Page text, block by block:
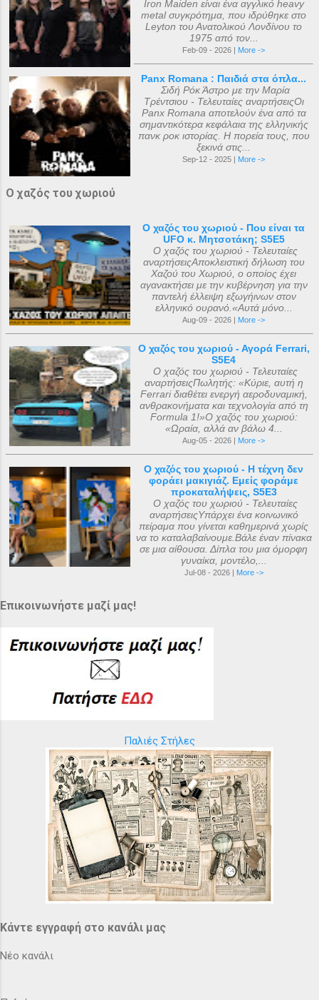
Iron Maiden είναι ένα αγγλικό heavy
metal συγκρότημα, που ιδρύθηκε στο
Leyton του Ανατολικού Λονδίνου το
1975 από τον...
Feb-09 - 2026 | More ->
Panx Romana : Παιδιά στα όπλα...
Σιδή Ρόκ Άστρο με την Μαρία
Τρέντσιου - Τελευταίες αναρτήσειςΟι
Panx Romana αποτελούν ένα από τα
σημαντικότερα κεφάλαια της ελληνικής
πανκ ροκ ιστορίας. Η πορεία τους, που
ξεκινά στις...
Sep-12 - 2025 | More ->
Ο χαζός του χωριού
Ο χαζός του χωριού - Που είναι τα
UFO κ. Μητσοτάκη; S5E5
Ο χαζός του χωριού - Τελευταίες
αναρτήσειςΑποκλειστική δήλωση του
Χαζού του Χωριού, ο οποίος έχει
αγανακτήσει με την κυβέρνηση για την
παντελή έλλειψη εξωγήινων στον
ελληνικό ουρανό.«Αυτά μόνο...
Aug-09 - 2026 | More ->
Ο χαζός του χωριού - Αγορά Ferrari,
S5E4
Ο χαζός του χωριού - Τελευταίες
αναρτήσειςΠωλητής: «Κύριε, αυτή η
Ferrari διαθέτει ενεργή αεροδυναμική,
ανθρακονήματα και τεχνολογία από τη
Formula 1!»Ο χαζός του χωριού:
«Ωραία, αλλά αν βάλω 4...
Aug-05 - 2026 | More ->
Ο χαζός του χωριού - Η τέχνη δεν
φοράει μακιγιάζ. Εμείς φοράμε
προκαταλήψεις, S5E3
Ο χαζός του χωριού - Τελευταίες
αναρτήσειςΥπάρχει ένα κοινωνικό
πείραμα που γίνεται καθημερινά χωρίς
να το καταλαβαίνουμε.Βάλε έναν πίνακα
σε μια αίθουσα. Δίπλα του μια όμορφη
γυναίκα, μοντέλο,...
Jul-08 - 2026 | More ->
Επικοινωνήστε μαζί μας!
Παλιές Στήλες
Κάντε εγγραφή στο κανάλι μας
Νέο κανάλι